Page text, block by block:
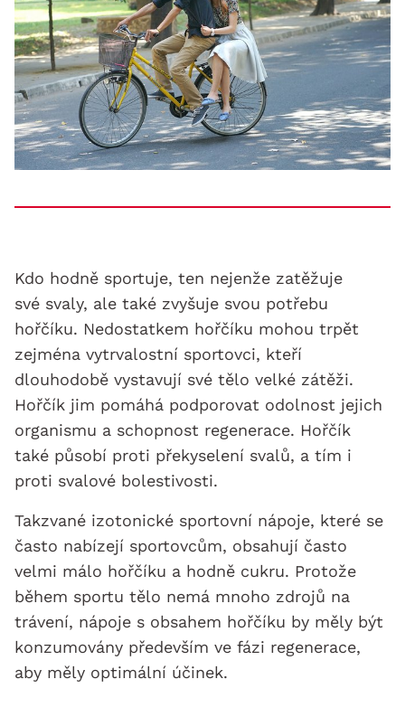
Kdo hodně sportuje, ten nejenže zatěžuje
své svaly, ale také zvyšuje svou potřebu
hořčíku. Nedostatkem hořčíku mohou trpět
zejména vytrvalostní sportovci, kteří
dlouhodobě vystavují své tělo velké zátěži.
Hořčík jim pomáhá podporovat odolnost jejich
organismu a schopnost regenerace. Hořčík
také působí proti překyselení svalů, a tím i
proti svalové bolestivosti.
Takzvané izotonické sportovní nápoje, které se
často nabízejí sportovcům, obsahují často
velmi málo hořčíku a hodně cukru. Protože
během sportu tělo nemá mnoho zdrojů na
trávení, nápoje s obsahem hořčíku by měly být
konzumovány především ve fázi regenerace,
aby měly optimální účinek.